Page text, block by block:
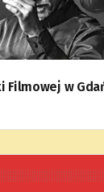
Filmowej w